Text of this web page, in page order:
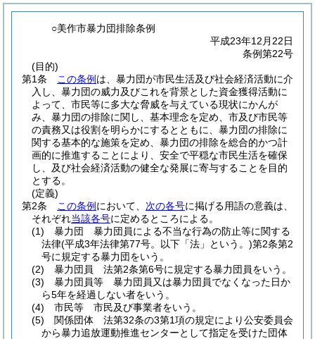
○美作市暴力団排除条例
平成23年12月22日
条例第22号
(目的)
第1条
この条例 は、暴力団が市民生活及び社会経済活動に介
入し、暴力団の威力及びこれを背景とした資金獲得活動に
よって、市民等に多大な脅威を与えている現状にかんが
み、暴力団の排除に関し、基本理念を定め、市及び市民等
の責務又は役割を明らかにするとともに、暴力団の排除に
関する基本的な施策を定め、暴力団の排除を総合的かつ計
画的に推進することにより、安全で平穏な市民生活を確保
し、及び社会経済活動の健全な発展に寄与することを目的
とする。
(定義)
第2条
この条例 において、 次の各号に掲げる用語の意義は、
それぞれ当該各号に定めるところによる。
(1)
暴力団 暴力団員による不当な行為の防止等に関する
法律(平成3年法律第77号。以下「法」という。)第2条第2
号に規定する暴力団をいう。
(2)
暴力団員 法第2条第6号に規定する暴力団員をいう。
(3)
暴力団員等 暴力団員又は暴力団員でなくなった日か
ら5年を経過しない者をいう。
(4)
市民等 市民及び事業者をいう。
(5)
関係団体 法第32条の3第1項の規定により公安委員会
から暴力追放運動推進センターとして指定を受けた団体